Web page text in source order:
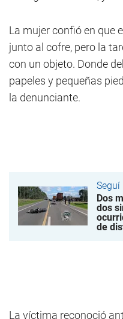
La mujer confió en que
junto al cofre, pero la
con un objeto. Donde
papeles y pequeñas
la denunciante.
Seguí
Dos
dos
de
La víctima reconoció